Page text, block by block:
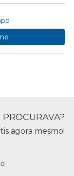
agora mesmo!